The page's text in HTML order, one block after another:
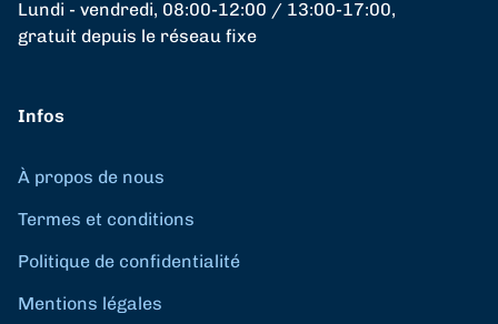
Lundi - vendredi, 08:00-12:00 / 13:00-17:00,
gratuit depuis le réseau fixe
Infos
À propos de nous
Termes et conditions
Politique de confidentialité
Mentions légales